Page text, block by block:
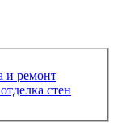
и ремонт
стен